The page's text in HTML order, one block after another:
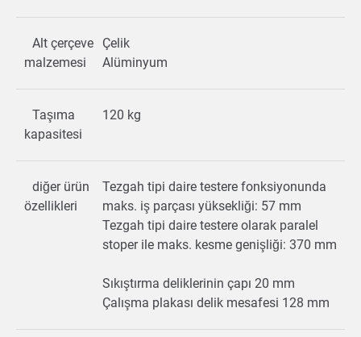
Alt çerçeve
malzemesi
Çelik
Alüminyum
Taşıma
kapasitesi
120 kg
diğer ürün
özellikleri
Tezgah tipi daire testere fonksiyonunda
maks. iş parçası yüksekliği: 57 mm
Tezgah tipi daire testere olarak paralel
stoper ile maks. kesme genişliği: 370 mm
Sıkıştırma deliklerinin çapı 20 mm
Çalışma plakası delik mesafesi 128 mm